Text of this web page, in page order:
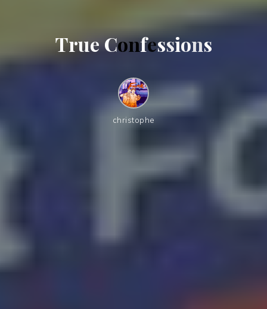
TrueConfessions
christophe